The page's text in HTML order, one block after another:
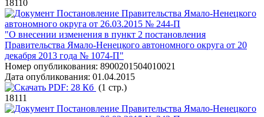
18110
Постановление Правительства Ямало-Ненецкого
автономного округа от 26.03.2015 № 244-П
"О внесении изменения в пункт 2 постановления
Правительства Ямало-Ненецкого автономного округа от 20
декабря 2013 года № 1074-П"
Номер опубликования: 8900201504010021
Дата опубликования: 01.04.2015
PDF: 28 Кб (1 стр.)
18111
Постановление Правительства Ямало-Ненецкого